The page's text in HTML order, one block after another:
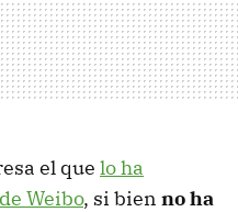
el que lo ha
Weibo, si bien no ha